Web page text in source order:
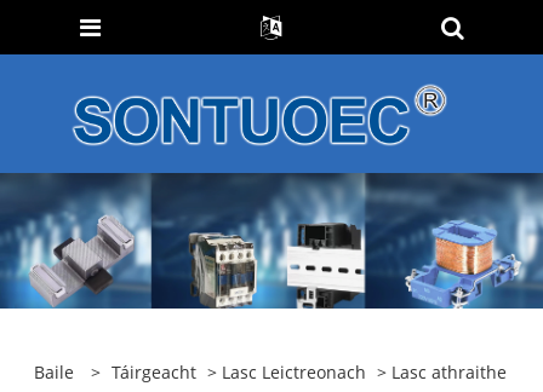
Baile > Táirgeacht > Lasc Leictreonach > Lasc athraithe